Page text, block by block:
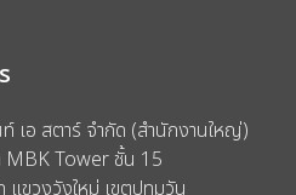
เอ สตาร์ จำกัด (สำนักงานใหญ่)
MBK Tower ชั้น 15
ขวงวังใหม่ เขตปทุมวัน